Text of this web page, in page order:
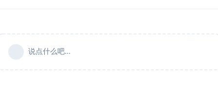
说点什么吧...